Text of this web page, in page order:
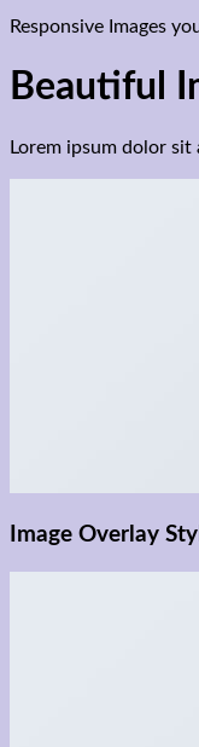
Responsive Images
Beautiful
Lorem ipsum dolor
Image Overlay